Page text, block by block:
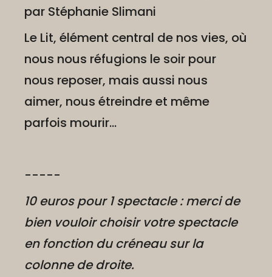
par Stéphanie Slimani
Le Lit, élément central de nos vies, où
nous nous réfugions le soir pour
nous reposer, mais aussi nous
aimer, nous étreindre et même
parfois mourir...
-----
10 euros pour 1 spectacle : merci de
bien vouloir choisir votre spectacle
en fonction du créneau sur la
colonne de droite.